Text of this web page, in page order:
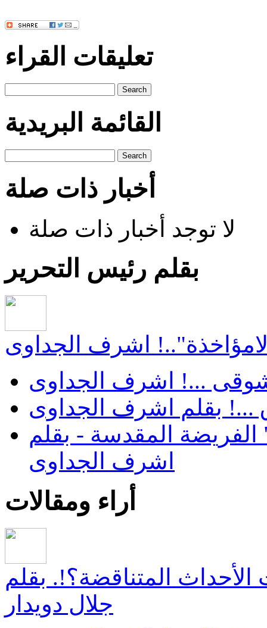
تعليقات القراء
Search
القائمة البريدية
Search
أخبار ذات صلة
لا توجد أخبار ذات صلة
بقلم رئيس التحرير
اشرف الجداوى
شوقى ...! اشرف الجداوى
...! بقلم اشرف الجداوى
المقدسة - بقلم
اشرف الجداوى
أراء ومقالات
المتناقضة؟‮!‬. بقلم
جلال دويدار